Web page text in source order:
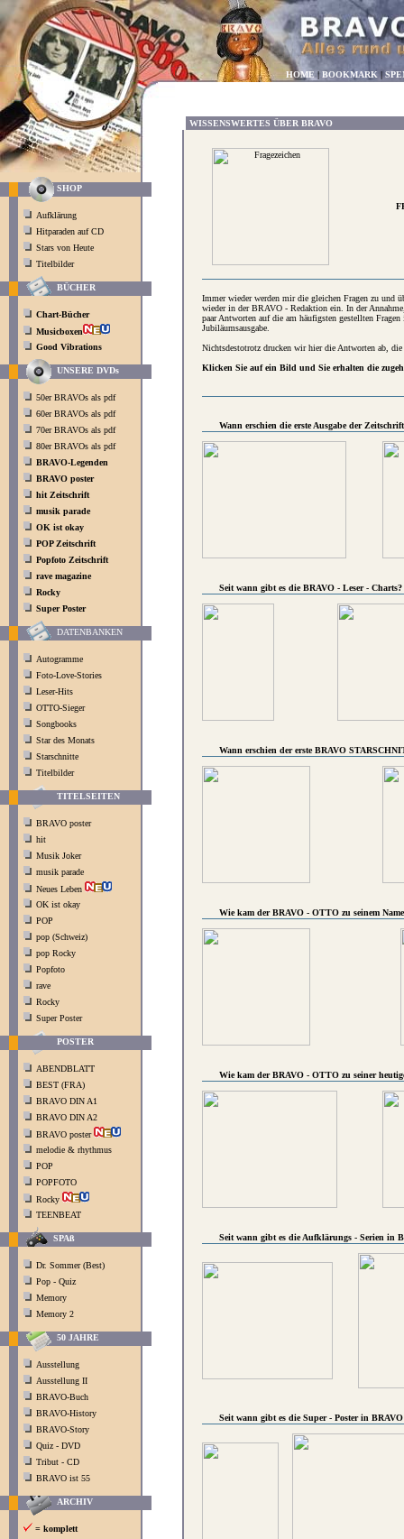
HOME | BOOKMARK |
SHOP
Aufklärung
Hitparaden auf CD
Stars von Heute
Titelbilder
BÜCHER
Chart-Bücher
Musicboxen
Good Vibrations
UNSERE DVDs
50er BRAVOs als pdf
60er BRAVOs als pdf
70er BRAVOs als pdf
80er BRAVOs als pdf
BRAVO-Legenden
BRAVO poster
hit Zeitschrift
musik parade
OK ist okay
POP Zeitschrift
Popfoto Zeitschrift
rave magazine
Rocky
Super Poster
DATENBANKEN
Autogramme
Foto-Love-Stories
Leser-Hits
OTTO-Sieger
Songbooks
Star des Monats
Starschnitte
Titelbilder
TITELSEITEN
BRAVO poster
hit
Musik Joker
musik parade
Neues Leben
OK ist okay
POP
pop (Schweiz)
pop Rocky
Popfoto
rave
Rocky
Super Poster
POSTER
ABENDBLATT
BEST (FRA)
BRAVO DIN A1
BRAVO DIN A2
BRAVO poster
melodie & rhythmus
POP
POPFOTO
Rocky
TEENBEAT
SPAß
Dr. Sommer (Best)
Pop - Quiz
Memory
Memory 2
50 JAHRE
Ausstellung
Ausstellung II
BRAVO-Buch
BRAVO-History
BRAVO-Story
Quiz - DVD
Tribut - CD
BRAVO ist 55
ARCHIV
= komplett
WISSENSWERTES ÜBER BRAVO
Immer wieder werden mir die gleichen Fragen zu und
wieder in der BRAVO - Redaktion ein. In der
paar Antworten auf die am häufigsten gestellten
Jubiläumsausgabe.
Nichtsdestotrotz drucken wir hier die Antworten ab,
Klicken Sie auf ein Bild und Sie erhalten die
Wann erschien die erste Ausgabe der
Seit wann gibt es die BRAVO - Leser - Charts?
Wann erschien der erste BRAVO
Wie kam der BRAVO - OTTO zu seinem
Wie kam der BRAVO - OTTO zu seiner
Seit wann gibt es die Aufklärungs - Serien in
Seit wann gibt es die Super - Poster in BRAVO